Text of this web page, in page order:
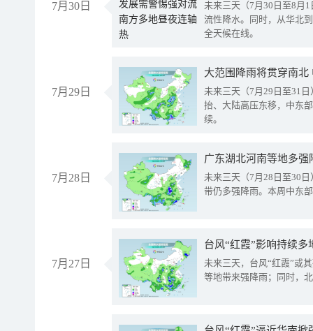
7月30日
未来三天（7月30日至8月
流性降水。同时，从华北
全天候在线。
7月29日
大范围降雨将贯穿南
未来三天（7月29日至31
抬、大陆高压东移，中东
续。
7月28日
广东湖北河南等地多
未来三天（7月28日至30
带仍多强降雨。本周中东
7月27日
台风“红霞”影响持续
未来三天，台风“红霞”或
等地带来强降雨；同时，